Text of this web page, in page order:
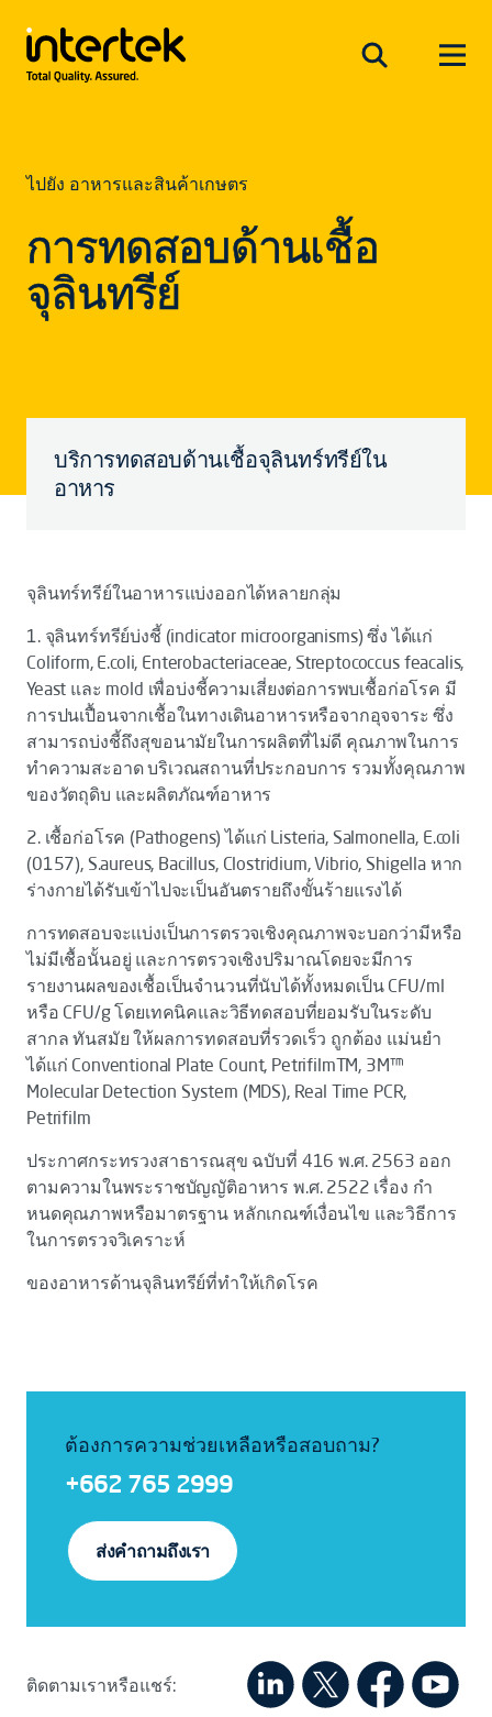
ไปยัง อาหารและสินค้าเกษตร
การทดสอบด้านเชื้อ
จุลินทรีย์
บริการทดสอบด้านเชื้อจุลินทร์ทรีย์ใน
อาหาร
จุลินทร์ทรีย์ในอาหารแบ่งออกได้หลายกลุ่ม
1. จุลินทร์ทรีย์บ่งชี้ (indicator microorganisms) ซึ่ง ได้แก่
Coliform, E.coli, Enterobacteriaceae, Streptococcus feacalis,
Yeast และ mold เพื่อบ่งชี้ความเสี่ยงต่อการพบเชื้อก่อโรค มี
การปนเปื้อนจากเชื้อในทางเดินอาหารหรือจากอุจจาระ ซึ่ง
สามารถบ่งชี้ถึงสุขอนามัยในการผลิตที่ไม่ดี คุณภาพในการ
ทำความสะอาด บริเวณสถานที่ประกอบการ รวมทั้งคุณภาพ
ของวัตถุดิบ และผลิตภัณฑ์อาหาร
2. เชื้อก่อโรค (Pathogens) ได้แก่ Listeria, Salmonella, E.coli
(0157), S.aureus, Bacillus, Clostridium, Vibrio, Shigella หาก
ร่างกายได้รับเข้าไปจะเป็นอันตรายถึงขั้นร้ายแรงได้
การทดสอบจะแบ่งเป็นการตรวจเชิงคุณภาพจะบอกว่ามีหรือ
ไม่มีเชื้อนั้นอยู่ และการตรวจเชิงปริมาณโดยจะมีการ
รายงานผลของเชื้อเป็นจำนวนที่นับได้ทั้งหมดเป็น CFU/ml
หรือ CFU/g โดยเทคนิคและวิธีทดสอบที่ยอมรับในระดับ
สากล ทันสมัย ให้ผลการทดสอบที่รวดเร็ว ถูกต้อง แม่นยำ
ได้แก่ Conventional Plate Count, PetrifilmTM, 3M™
Molecular Detection System (MDS), Real Time PCR,
Petrifilm
ประกาศกระทรวงสาธารณสุข ฉบับที่ 416 พ.ศ. 2563 ออก
ตามความในพระราชบัญญัติอาหาร พ.ศ. 2522 เรื่อง กํา
หนดคุณภาพหรือมาตรฐาน หลักเกณฑ์เงื่อนไข และวิธีการ
ในการตรวจวิเคราะห์
ของอาหารด้านจุลินทรีย์ที่ทําให้เกิดโรค
ต้องการความช่วยเหลือหรือสอบถาม?
+662 765 2999
ส่งคำถามถึงเรา
ติดตามเราหรือแชร์: